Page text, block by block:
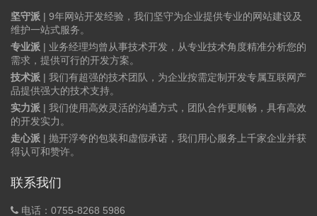
坚守派 | 9年网站开发经验，我们坚守为企业提供专业的网站建设及
维护一站式服务。
专业派 | 业务经理均曾从事技术开发，从专业技术角度精准分析您的
需求，提供可行的开发方案。
技术派 | 我们有超强的技术团队，为企业按需定制开发专属互联网产
品提供强大的技术支持。
实力派 | 我们使用高效灵活的沟通方式，团队合作更顺畅，具有高效
的开发实力。
走心派 | 抛开浮夸的包装和虚假承诺，我们用心服务上千家企业并获
得认可和赞许。
联系我们
电话：0755-8268 5986